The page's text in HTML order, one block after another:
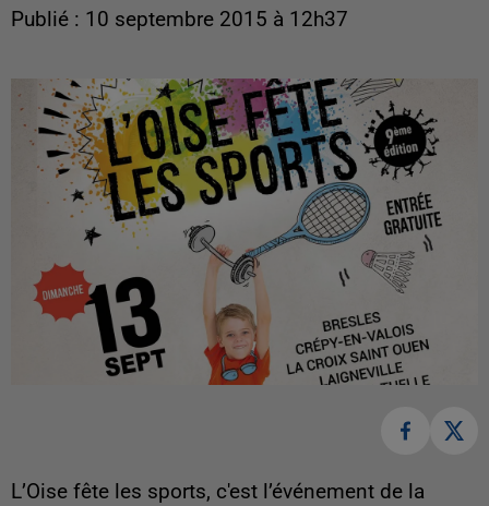
Publié : 10 septembre 2015 à 12h37
L’Oise fête les sports, c'est l’événement de la